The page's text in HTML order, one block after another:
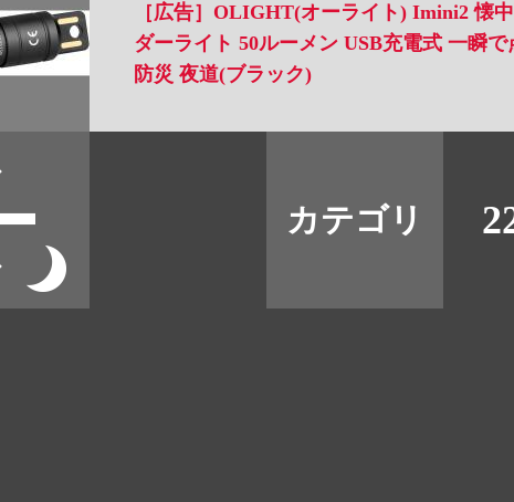
［広告］OLIGHT(オーライト) Imini2 懐
ダーライト 50ルーメン USB充電式 一瞬
防災 夜道(ブラック)
カテゴリ
取扱店